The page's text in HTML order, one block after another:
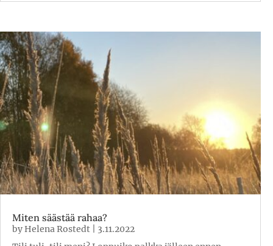
Miten säästää rahaa?
byHelena Rostedt
3.11.2022